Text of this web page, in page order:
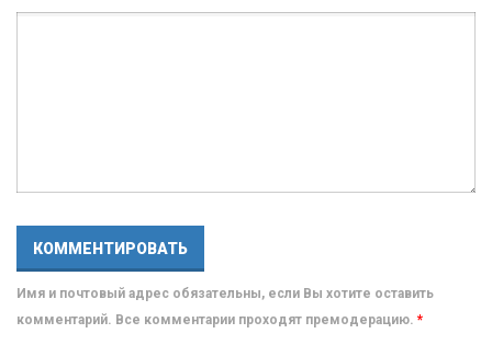
Имя и почтовый адрес обязательны, если Вы хотите оставить
комментарий. Все комментарии проходят премодерацию. *